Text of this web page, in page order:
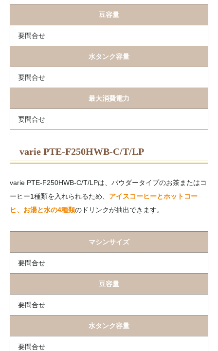
豆容量
要問合せ
水タンク容量
要問合せ
最大消費電力
要問合せ
varie PTE-F250HWB-C/T/LP
varie PTE-F250HWB-C/T/LPは、パウダータイプのお茶またはコ
ーヒー1種類を入れられるため、 アイスコーヒーとホットコー
ヒ、お湯と水の4種類のドリンクが抽出できます。
マシンサイズ
要問合せ
豆容量
要問合せ
水タンク容量
要問合せ